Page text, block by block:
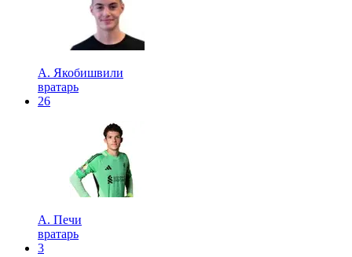
А. Якобишвили
вратарь
26
А. Печи
вратарь
3